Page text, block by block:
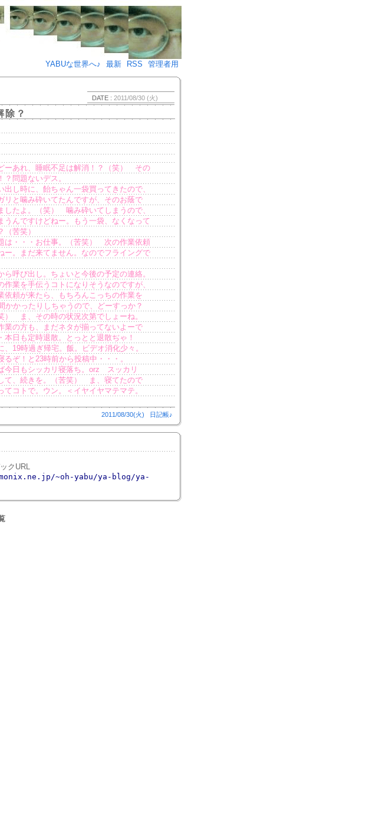
な戯言･･･♪)÷2
YABUな世界へ♪
最新 RSS 管理者用
DATE : 2011/08/30 (火)
除？
ーあれ、睡眠不足は解消！？（笑） その
問題ないデス。
し時に、飴ちゃん一袋買ってきたので、
リと噛み砕いてたんですが、そのお蔭で
したよ。（笑） 噛み砕いてしまうので、
うんですけどねー。もう一袋、なくなって
（苦笑）
は・・・お仕事。（苦笑） 次の作業依頼
ー。まだ来てません。なのでフライングで
呼び出し。ちょいと今後の予定の連絡。
作業を手伝うコトになりそうなのですが、
依頼が来たら、もちろんこっちの作業を
かかったりしちゃうので、どーすっか？
） ま、その時の状況次第でしょーね。
業の方も、まだネタが揃ってないよーで
本日も定時退散。とっとと退散ぢゃ！
19時過ぎ帰宅。飯。ビデオ消化少々。
るぞ！と23時前から投稿中・・・。
今日もシッカリ寝落ち。orz スッカリ
て、続きを。（苦笑） ま、寝てたので
てコトで。ウン。＜イヤイヤマテマテ。
2011/08/30(火) 日記帳♪
クURL
~oh-yabu/ya-blog/ya-